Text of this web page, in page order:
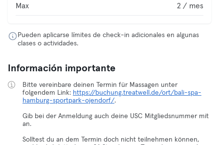
Max 2 / mes
Pueden aplicarse límites de check-in adicionales en algunas
clases o actividades.
Información importante
Bitte vereinbare deinen Termin für Massagen unter
folgendem Link: https://buchung.treatwell.de/ort/bali-spa-
hamburg-sportpark-ojendorf/.
Gib bei der Anmeldung auch deine USC Mitgliedsnummer mit
an.
Solltest du an dem Termin doch nicht teilnehmen können,